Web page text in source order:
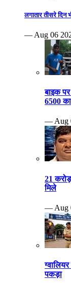
लगातार तीसरे दिन
— Aug 06
बाइक
6500 का
— Aug
21
मिले
— Aug
पकड़ा